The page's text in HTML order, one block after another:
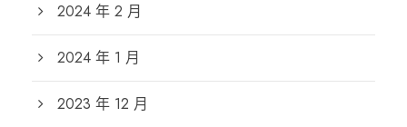
2024 年 2 月
2024 年 1 月
2023 年 12 月